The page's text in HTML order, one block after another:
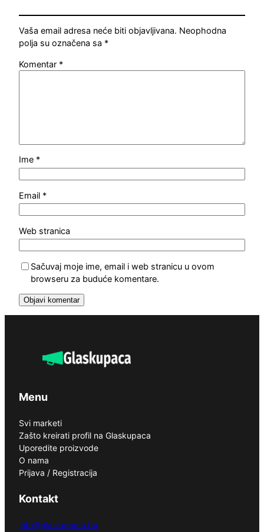
Vaša email adresa neće biti objavljivana. Neophodna
polja su označena sa *
Komentar *
Ime *
Email *
Web stranica
Sačuvaj moje ime, email i web stranicu u ovom
browseru za buduće komentare.
Menu
Svi marketi
Zašto kreirati profil na Glaskupaca
Uporedite proizvode
O nama
Prijava / Registracija
Kontakt
info@glaskupaca.ba